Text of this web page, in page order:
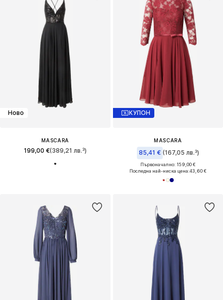
Ново
MASCARA
199,00 €(389,21 лв.³)
КУПОН
MASCARA
85,41 € (167,05 лв.³)
Първоначално: 159,00 €
Последна най-ниска цена:43,60 €